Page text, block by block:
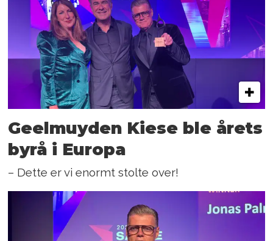
Geelmuyden Kiese ble årets
byrå i Europa
– Dette er vi enormt stolte over!